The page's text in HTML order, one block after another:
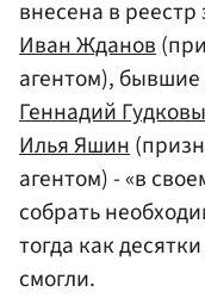
внесена в
Иван Жданов
агентом),
Геннадий Гудковы
Илья Яшин
агентом) - «в
собрать
тогда как
смогли.